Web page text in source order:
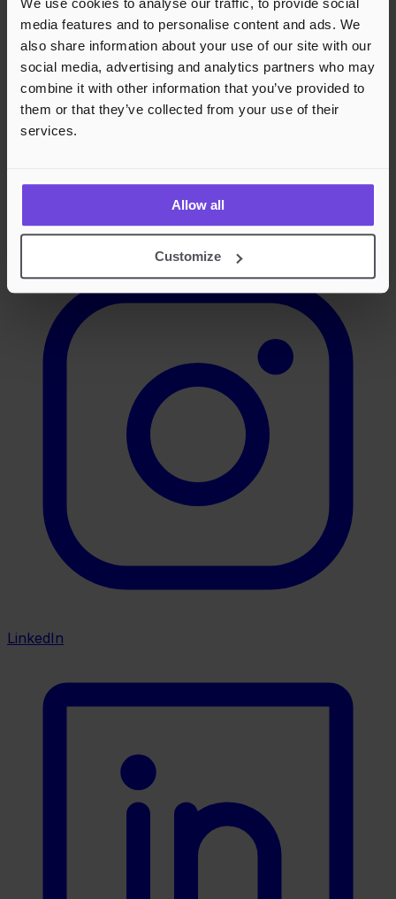
media features and to personalise content and ads. We
also share information about your use of our site with our
social media, advertising and analytics partners who may
combine it with other information that you’ve provided to
them or that they’ve collected from your use of their
services.
Allow all
Customize
Instagram
LinkedIn